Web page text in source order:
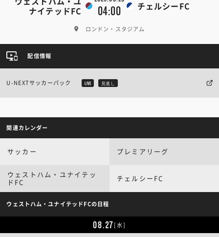
ナイテッドFC
04:00 チェルシーFC
ロンドン・スタジアム
配信情報
U-NEXTサッカーパック LIVE 見逃し
関連カレンダー
サッカー プレミアリーグ
ウェストハム・ユナイテッ
ドFC
チェルシーFC
ウェストハム・ユナイテッドFCの日程
08.27[水]